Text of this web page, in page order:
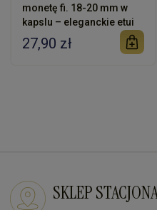
monetę fi. 18-20 mm w
kapslu – eleganckie etui
27,90 zł
SKLEP